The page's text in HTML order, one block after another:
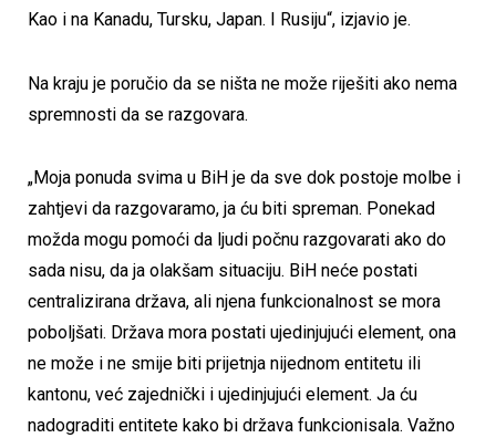
Kao i na Kanadu, Tursku, Japan. I Rusiju“, izjavio je.
Na kraju je poručio da se ništa ne može riješiti ako nema
spremnosti da se razgovara.
„Moja ponuda svima u BiH je da sve dok postoje molbe i
zahtjevi da razgovaramo, ja ću biti spreman. Ponekad
možda mogu pomoći da ljudi počnu razgovarati ako do
sada nisu, da ja olakšam situaciju. BiH neće postati
centralizirana država, ali njena funkcionalnost se mora
poboljšati. Država mora postati ujedinjujući element, ona
ne može i ne smije biti prijetnja nijednom entitetu ili
kantonu, već zajednički i ujedinjujući element. Ja ću
nadograditi entitete kako bi država funkcionisala. Važno